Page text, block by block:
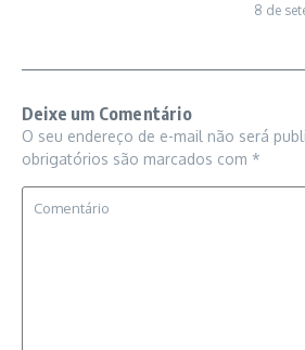
8 de
Deixe um Comentário
O seu endereço de e-mail não será
obrigatórios são marcados com *